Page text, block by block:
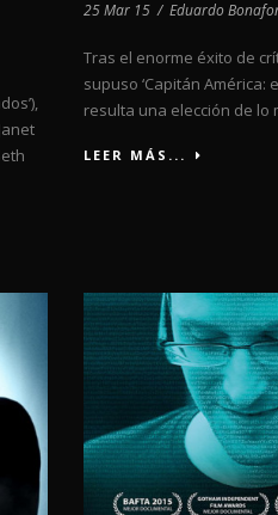
25 Mar 15 / Eduardo
Tras el enorme éxito de
supuso ‘Capitán América:
resulta una elección de lo
LEER MÁS...